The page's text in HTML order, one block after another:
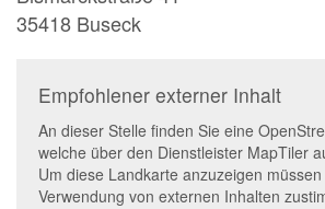
35418 Buseck
Empfohlener externer Inhalt
An dieser Stelle finden Sie eine
welche über den Dienstleister MapTiler
Um diese Landkarte anzuzeigen
Verwendung von externen Inhalten